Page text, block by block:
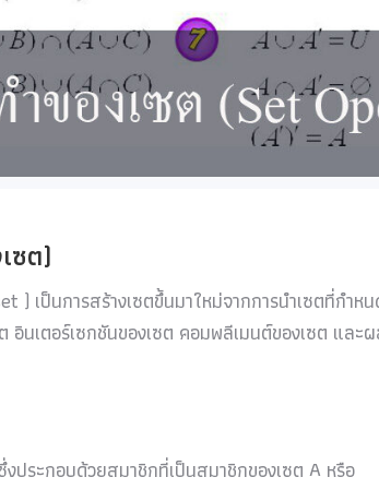
ซต)
) เป็นการสร้างเซตขึ้นมาใหม่จากการนำเซตที่กำห
อินเตอร์เซกชันของเซต คอมพลีเมนต์ของเซต และ
ประกอบด้วยสมาชิกที่เป็นสมาชิกของเซต A หรือ